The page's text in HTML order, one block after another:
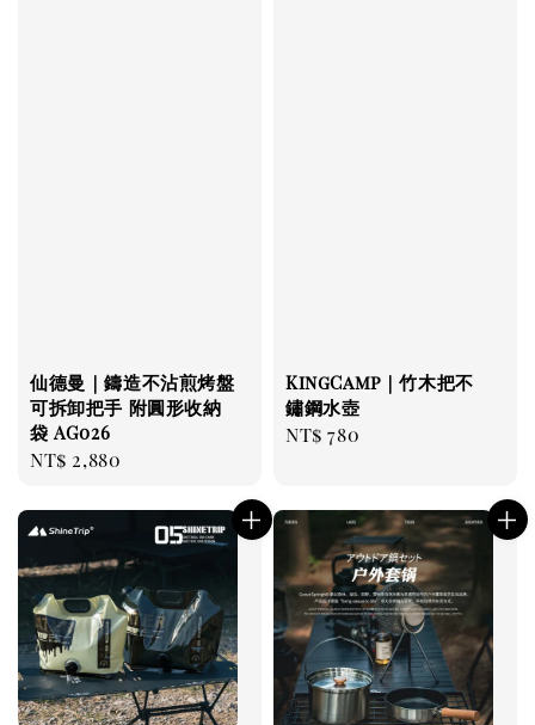
仙德曼｜鑄造不沾煎烤盤
可拆卸把手 附圓形收納
袋 AG026
Regular
NT$ 2,880
KingCamp｜竹木把不
鏽鋼水壺
Regular
NT$ 780